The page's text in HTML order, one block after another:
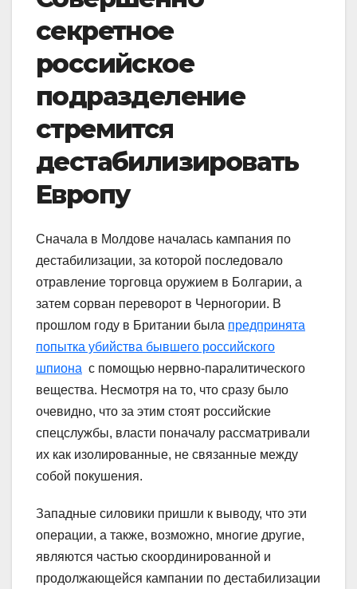
секретное
российское
подразделение
стремится
дестабилизировать
Европу
Сначала в Молдове началась кампания по
дестабилизации, за которой последовало
отравление торговца оружием в Болгарии, а
затем сорван переворот в Черногории. В
прошлом году в Британии была предпринята
попытка убийства бывшего российского
шпиона с помощью нервно-паралитического
вещества. Несмотря на то, что сразу было
очевидно, что за этим стоят российские
спецслужбы, власти поначалу рассматривали
их как изолированные, не связанные между
собой покушения.
Западные силовики пришли к выводу, что эти
операции, а также, возможно, многие другие,
являются частью скоординированной и
продолжающейся кампании по дестабилизации